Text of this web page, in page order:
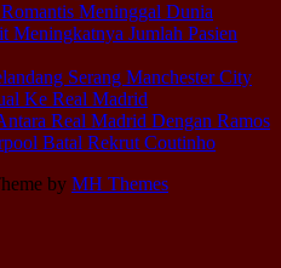
Meninggal Dunia
Jumlah Pasien
Serang Manchester City
Ke Real Madrid
Real Madrid Dengan Ramos
Batal Rekrut Coutinho
by MH Themes